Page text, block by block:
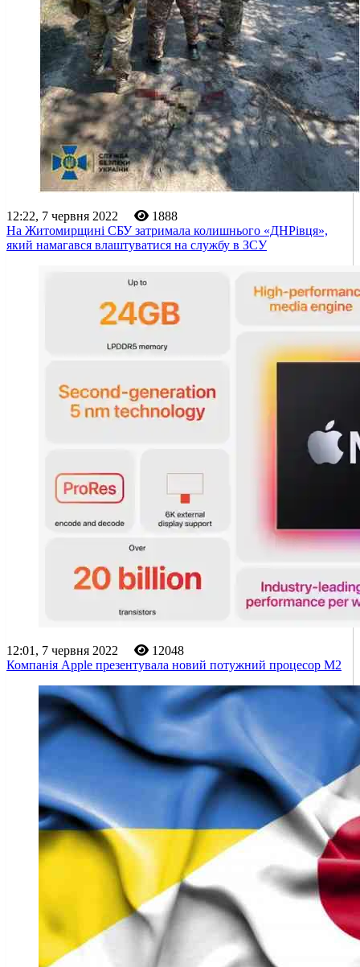
12:22, 7 червня 2022
1888
На Житомирщині СБУ затримала колишнього «ДНРівця»,
який намагався влаштуватися на службу в ЗСУ
12:01, 7 червня 2022
12048
Компанія Apple презентувала новий потужний процесор M2